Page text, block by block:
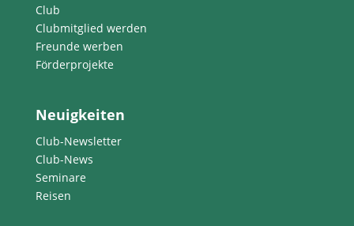
Club
Clubmitglied werden
Freunde werben
Förderprojekte
Neuigkeiten
Club-Newsletter
Club-News
Seminare
Reisen